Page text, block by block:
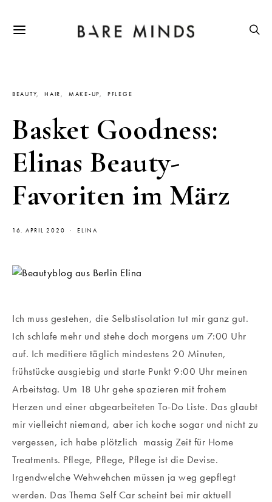
BEAUTY HAIR MAKE-UP PFLEGE
Basket Goodness:
Elinas Beauty-
Favoriten im März
16. APRIL 2020 ELINA
Ich muss gestehen, die Selbstisolation tut mir ganz gut.
Ich schlafe mehr und stehe doch morgens um 7:00 Uhr
auf. Ich meditiere täglich mindestens 20 Minuten,
frühstücke ausgiebig und starte Punkt 9:00 Uhr meinen
Arbeitstag. Um 18 Uhr gehe spazieren mit frohem
Herzen und einer abgearbeiteten To-Do Liste. Das glaubt
mir vielleicht niemand, aber ich koche sogar und nicht zu
vergessen, ich habe plötzlich massig Zeit für Home
Treatments. Pflege, Pflege, Pflege ist die Devise.
Irgendwelche Wehwehchen müssen ja weg gepflegt
werden. Das Thema Self Car scheint bei mir aktuell